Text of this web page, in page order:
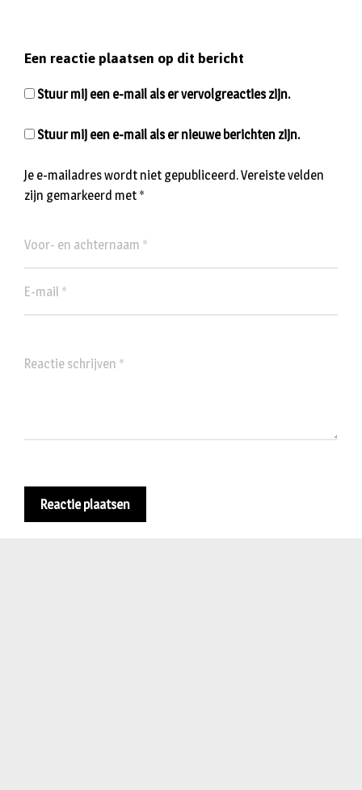
Een reactie plaatsen op dit bericht
Je e-mailadres wordt niet gepubliceerd.Vereiste velden
zijn gemarkeerd met *
Stuur mij een e-mail als er vervolgreacties zijn.
Stuur mij een e-mail als er nieuwe berichten zijn.